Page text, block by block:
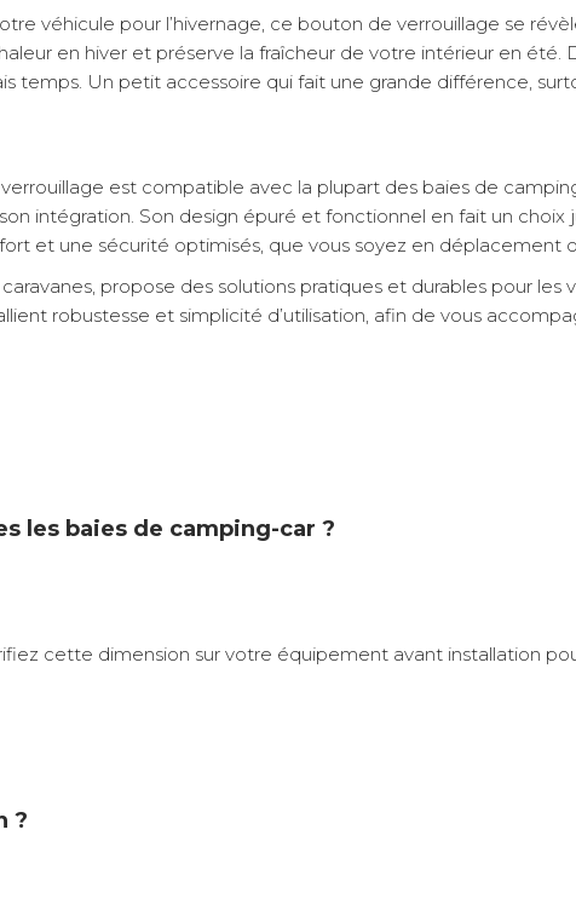
véhicule pour l’hivernage, ce bouton de verrouillage se
en hiver et préserve la fraîcheur de votre intérieur en été.
temps. Un petit accessoire qui fait une grande différence,
est compatible avec la plupart des baies de
intégration. Son design épuré et fonctionnel en fait un
et une sécurité optimisés, que vous soyez en déplacement
propose des solutions pratiques et durables pour les
robustesse et simplicité d’utilisation, afin de vous
les baies de camping-car ?
cette dimension sur votre équipement avant installation
?